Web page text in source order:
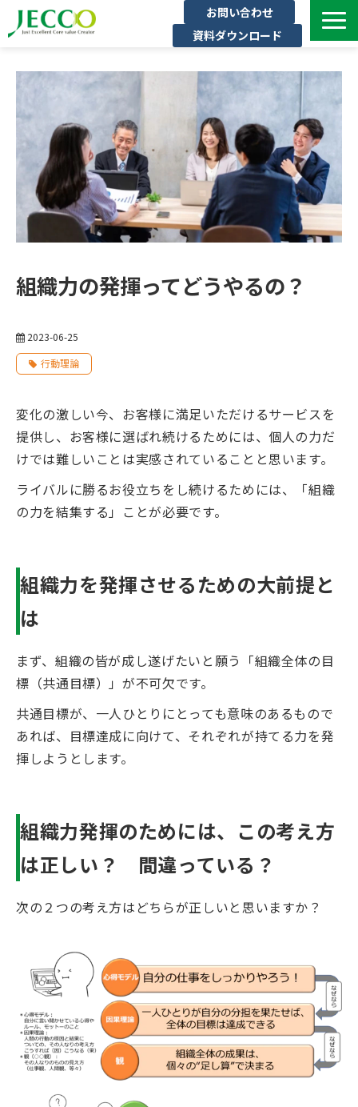
お問い合わせ
資料ダウンロード
ジェックについて
インタビュー
セミナー・イベント一覧
公開コース一覧
コラム
よくある質問
組織力の発揮ってどうやるの？
2023-06-25
行動理論
変化の激しい今、お客様に満足いただけるサービスを
提供し、お客様に選ばれ続けるためには、個人の力だ
けでは難しいことは実感されていることと思います。
ライバルに勝るお役立ちをし続けるためには、「組織
の力を結集する」ことが必要です。
組織力を発揮させるための大前提と
は
まず、組織の皆が成し遂げたいと願う「組織全体の目
標（共通目標）」が不可欠です。
共通目標が、一人ひとりにとっても意味のあるもので
あれば、目標達成に向けて、それぞれが持てる力を発
揮しようとします。
組織力発揮のためには、この考え方
は正しい？ 間違っている？
次の２つの考え方はどちらが正しいと思いますか？